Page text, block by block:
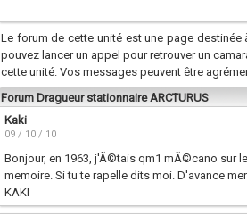
Le forum de cette unité est une page
pouvez lancer un appel pour retrouver un
cette unité. Vos messages peuvent être
Forum Dragueur stationnaire ARCTURUS
Kaki
09 / 10 / 10
Bonjour, en 1963, j'Ã©tais qm1 mÃ©cano sur
memoire. Si tu te rapelle dits moi. D'avance
KAKI